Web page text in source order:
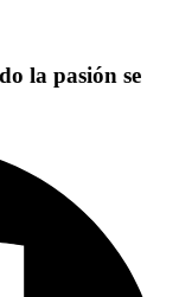
la pasión se